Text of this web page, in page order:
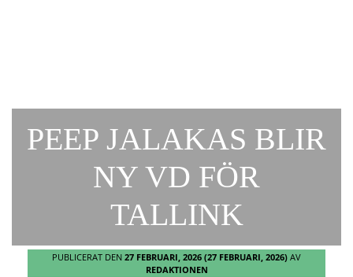
PEEP JALAKAS BLIR
NY VD FÖR
TALLINK
PUBLICERAT DEN 27 FEBRUARI, 2026 (27 FEBRUARI, 2026) AV
REDAKTIONEN